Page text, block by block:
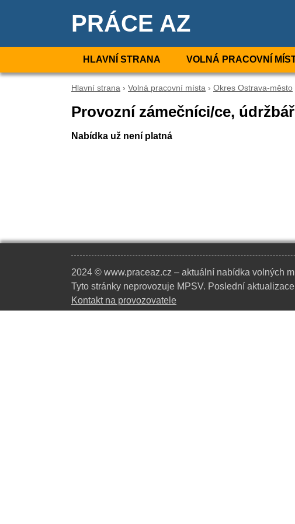
PRÁCE AZ
HLAVNÍ STRANA VOLNÁ PRACOVNÍ
Hlavní strana › Volná pracovní místa › Okres Ostrava-město
Provozní zámečníci/ce,
Nabídka už není platná
2024 © www.praceaz.cz – aktuální nabídka volných
Tyto stránky neprovozuje MPSV. Poslední
Kontakt na provozovatele